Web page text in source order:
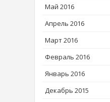
Май 2016
Апрель 2016
Март 2016
Февраль 2016
Январь 2016
Декабрь 2015